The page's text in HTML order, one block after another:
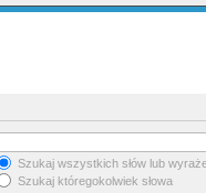
Szukaj wszystkich słów lub
Szukaj któregokolwiek słowa